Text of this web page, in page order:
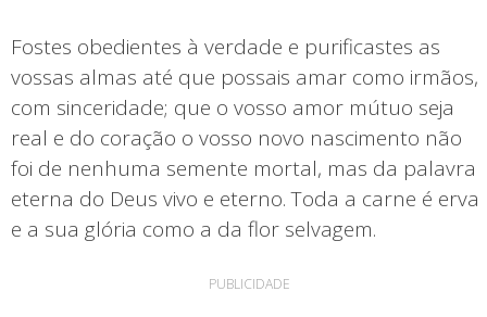
Fostes obedientes à verdade e purificastes as
vossas almas até que possais amar como irmãos,
com sinceridade; que o vosso amor mútuo seja
real e do coração o vosso novo nascimento não
foi de nenhuma semente mortal, mas da palavra
eterna do Deus vivo e eterno. Toda a carne é erva
e a sua glória como a da flor selvagem.
PUBLICIDADE